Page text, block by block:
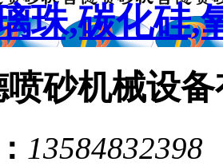
珠,碳化硅,
砂机械设
13584832398